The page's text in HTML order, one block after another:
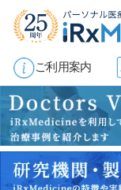
ご利用案内